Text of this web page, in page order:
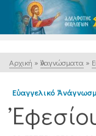
Αρχική » Ἀναγνώσματα »
Εὐαγγελικό